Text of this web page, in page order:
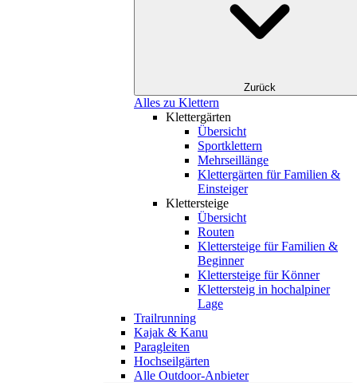
Zurück
Alles zu Klettern
Klettergärten
Übersicht
Sportklettern
Mehrseillänge
Klettergärten für Familien &
Einsteiger
Klettersteige
Übersicht
Routen
Klettersteige für Familien &
Beginner
Klettersteige für Könner
Klettersteig in hochalpiner
Lage
Trailrunning
Kajak & Kanu
Paragleiten
Hochseilgärten
Alle Outdoor-Anbieter